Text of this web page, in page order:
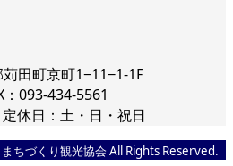
田町京町1−11−1-1F
093-434-5561
休日：土・日・祝日
ちづくり観光協会 All Rights Reserved.